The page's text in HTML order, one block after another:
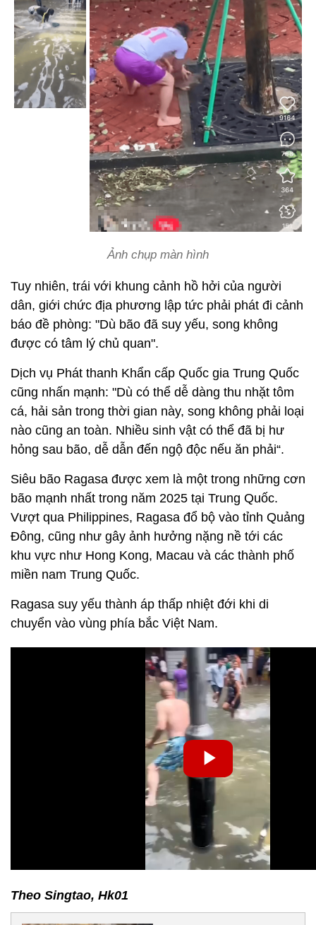
Ảnh chụp màn hình
Tuy nhiên, trái với khung cảnh hồ hởi của người
dân, giới chức địa phương lập tức phải phát đi cảnh
báo đề phòng: "Dù bão đã suy yếu, song không
được có tâm lý chủ quan".
Dịch vụ Phát thanh Khẩn cấp Quốc gia Trung Quốc
cũng nhấn mạnh: "Dù có thể dễ dàng thu nhặt tôm
cá, hải sản trong thời gian này, song không phải loại
nào cũng an toàn. Nhiều sinh vật có thể đã bị hư
hỏng sau bão, dễ dẫn đến ngộ độc nếu ăn phải“.
Siêu bão Ragasa được xem là một trong những cơn
bão mạnh nhất trong năm 2025 tại Trung Quốc.
Vượt qua Philippines, Ragasa đổ bộ vào tỉnh Quảng
Đông, cũng như gây ảnh hưởng nặng nề tới các
khu vực như Hong Kong, Macau và các thành phố
miền nam Trung Quốc.
Ragasa suy yếu thành áp thấp nhiệt đới khi di
chuyển vào vùng phía bắc Việt Nam.
Theo Singtao, Hk01